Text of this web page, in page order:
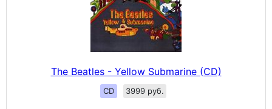
The Beatles - Yellow Submarine (CD)
CD 3999 руб.